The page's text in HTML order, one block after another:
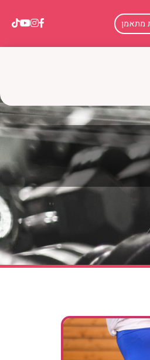
מתאמן